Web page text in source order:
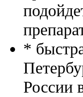
*
России